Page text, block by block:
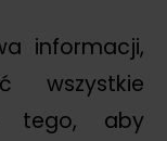
informacji,
wszystkie
tego, aby